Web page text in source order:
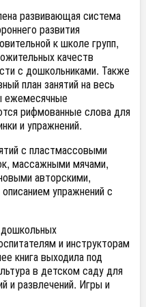
развивающая система
развития
к школе групп,
качеств
с дошкольниками. Также
план занятий на весь
ежемесячные
рифмованные слова для
и упражнений.
с пластмассовыми
массажными мячами,
авторскими,
упражнений с
и инструкторам
книга выходила под
в детском саду для
и развлечений. Игры и